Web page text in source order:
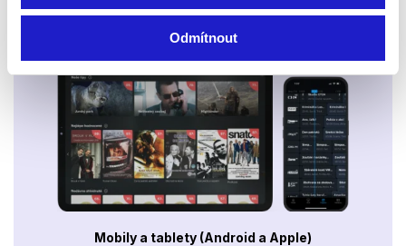
Odmítnout
Smart TV - Android, Google, Samsung, LG, VIDAA
Mobily a tablety (Android a Apple)